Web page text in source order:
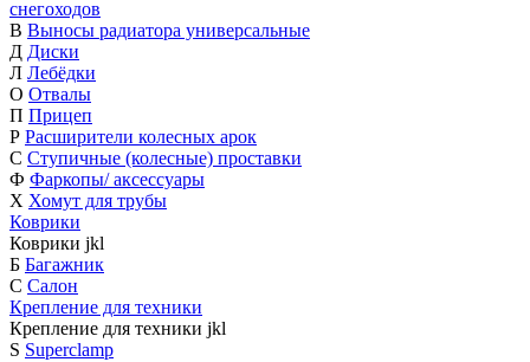
снегоходов
В Выносы радиатора универсальные
Д Диски
Л Лебёдки
О Отвалы
П Прицеп
Р Расширители колесных арок
С Ступичные (колесные) проставки
Ф Фаркопы/ аксессуары
Х Хомут для трубы
Коврики
Коврики jkl
Б Багажник
С Салон
Крепление для техники
Крепление для техники jkl
S Superclamp